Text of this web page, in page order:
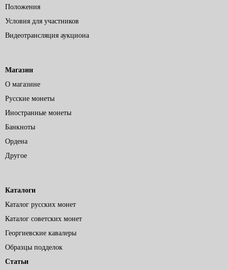
Положения
Условия для участников
Видеотрансляция аукциона
Магазин
О магазине
Русские монеты
Иностранные монеты
Банкноты
Ордена
Другое
Каталоги
Каталог русских монет
Каталог советских монет
Георгиевские кавалеры
Образцы подделок
Статьи